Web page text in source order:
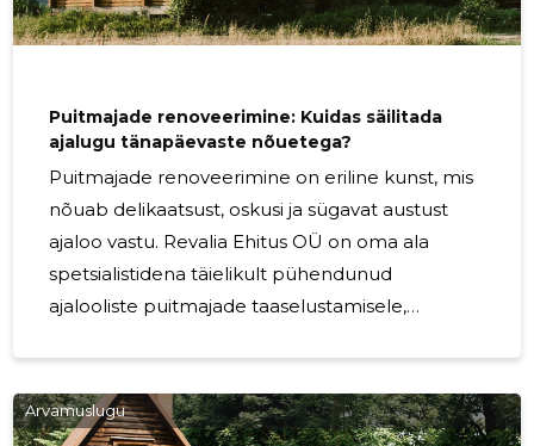
Puitmajade renoveerimine: Kuidas säilitada
ajalugu tänapäevaste nõuetega?
Puitmajade renoveerimine on eriline kunst, mis
nõuab delikaatsust, oskusi ja sügavat austust
ajaloo vastu. Revalia Ehitus OÜ on oma ala
spetsialistidena täielikult pühendunud
ajalooliste puitmajade taaselustamisele,
elunõuete ja -standartidega.
Renoveerimisprotsess algab alati põhjaliku
Arvamuslugu